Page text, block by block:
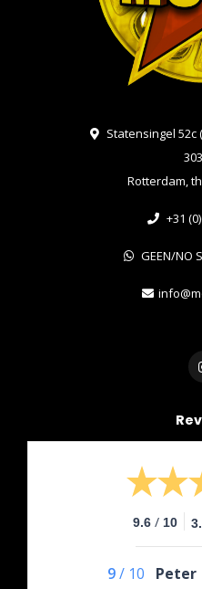
Statensingel
Rotterdam,
+31
GEEN/NO
9.6 / 10
9/ 10
Peter